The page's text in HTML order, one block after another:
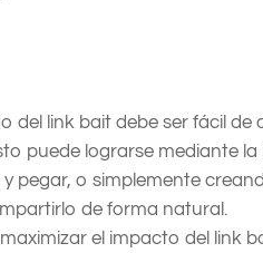
del link bait debe ser fácil de
puede lograrse mediante
pegar, o simplemente
de forma natural.
el impacto del link